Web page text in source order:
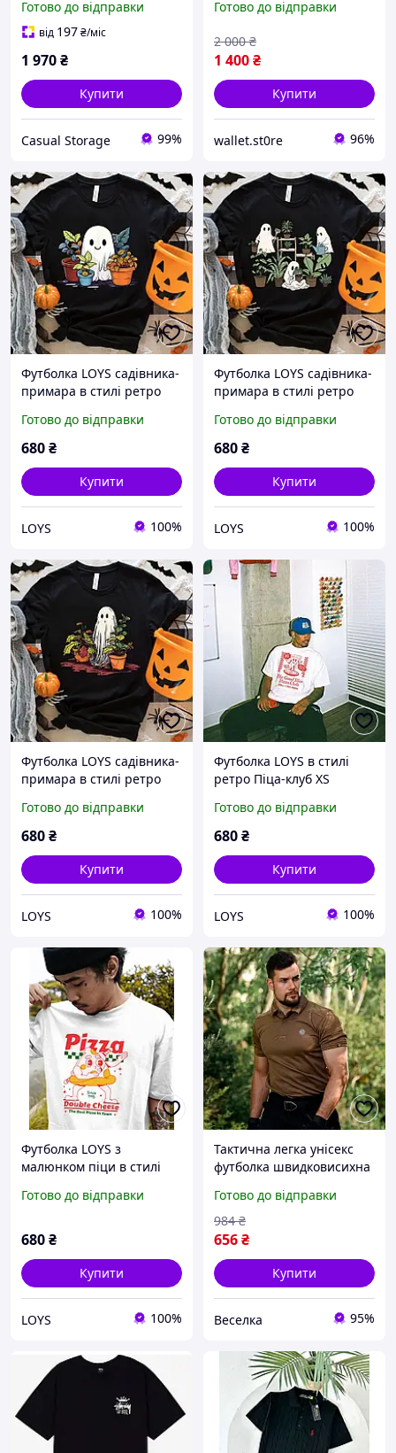
преміальний streetwear
Готово до відправки
від 197₴/міс
1 970₴
Купити
Casual Storage 99%
бавовна, доступні у
кольорах
Готово до відправки
1 400₴
2 000 ₴
Купити
wallet.st0re 96%
Футболка LOYS садівника-
примара в стилі ретро
Готово до відправки
680₴
Купити
LOYS 100%
Футболка LOYS садівника-
примара в стилі ретро
Готово до відправки
680₴
Купити
LOYS 100%
Футболка LOYS садівника-
примара в стилі ретро
Готово до відправки
680₴
Купити
LOYS 100%
Футболка LOYS в стилі
ретро Піца-клуб XS
Готово до відправки
680₴
Купити
LOYS 100%
Футболка LOYS з
малюнком піци в стилі
Готово до відправки
680₴
Купити
LOYS 100%
Тактична легка унісекс
футболка швидковисихна
та спорту в спеку FLAME
Готово до відправки
656₴
984 ₴
Купити
Веселка 95%